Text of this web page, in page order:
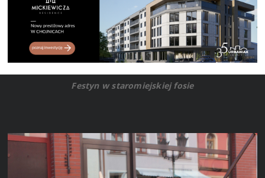
Festyn w staromiejskiej fosie